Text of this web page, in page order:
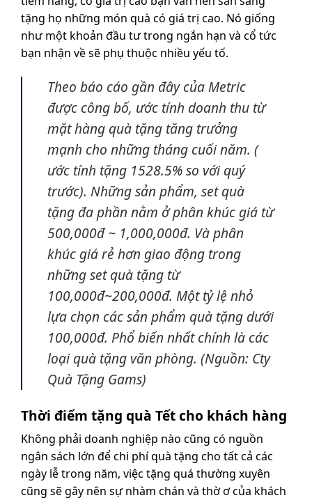
tặng họ những món quà có giá trị cao. Nó giống
như một khoản đầu tư trong ngắn hạn và cổ tức
bạn nhận về sẽ phụ thuộc nhiều yếu tố.
Theo báo cáo gần đây của Metric
được công bố, ước tính doanh thu từ
mặt hàng quà tặng tăng trưởng
mạnh cho những tháng cuối năm. (
ước tính tặng 1528.5% so với quý
trước). Những sản phẩm, set quà
tặng đa phần nằm ở phân khúc giá từ
500,000đ ~ 1,000,000đ. Và phân
khúc giá rẻ hơn giao động trong
những set quà tặng từ
100,000đ~200,000đ. Một tỷ lệ nhỏ
lựa chọn các sản phẩm quà tặng dưới
100,000đ. Phổ biến nhất chính là các
loại quà tặng văn phòng. (Nguồn: Cty
Quà Tặng Gams)
Thời điểm tặng quà Tết cho khách hàng
Không phải doanh nghiệp nào cũng có nguồn
ngân sách lớn để chi phí quà tặng cho tất cả các
ngày lễ trong năm, việc tặng quá thường xuyên
cũng sẽ gây nên sự nhàm chán và thờ ơ của khách